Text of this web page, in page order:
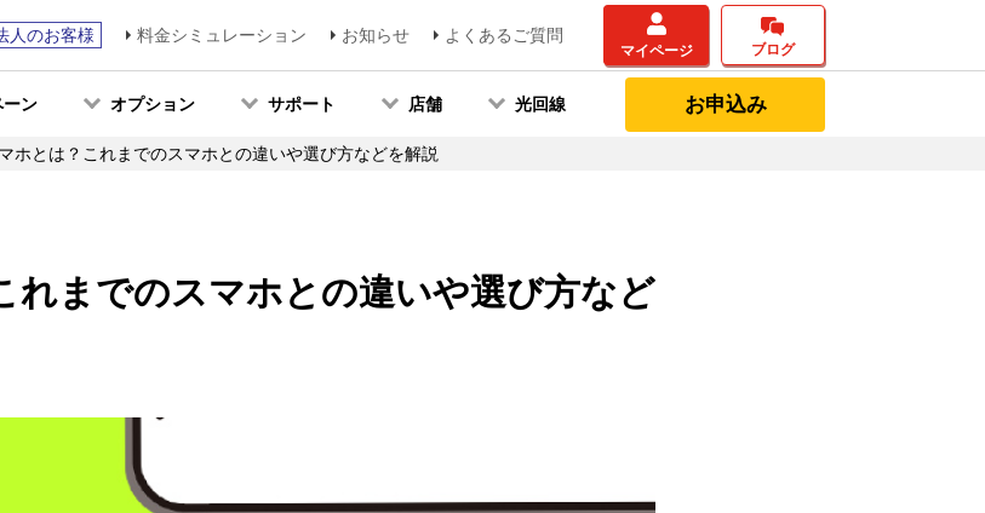
人のお客様 料金シミュレーション お知らせ よくあるご質問
マイページ ブログ
ーン オプション サポート 店舗 光回線 お申込み
ホとは？これまでのスマホとの違いや選び方などを解説
れまでのスマホとの違いや選び方など